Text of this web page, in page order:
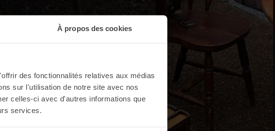
À propos des cookies
des fonctionnalités relatives aux médias
sur l'utilisation de notre site avec nos
celles-ci avec d'autres informations que
services.